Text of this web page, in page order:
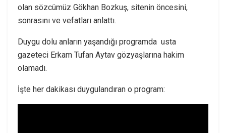
olan sözcümüz Gökhan Bozkuş, sitenin öncesini,
sonrasını ve vefatları anlattı.
Duygu dolu anların yaşandığı programda usta
gazeteci Erkam Tufan Aytav gözyaşlarına hakim
olamadı.
İşte her dakikası duygulandıran o program: